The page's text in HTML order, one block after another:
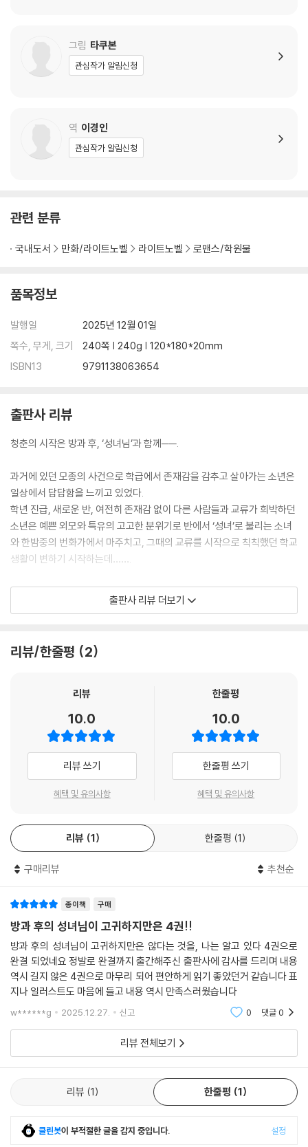
그림 타쿠본
관심작가 알림신청
역 이경인
관심작가 알림신청
관련 분류
국내도서 만화/라이트노벨 라이트노벨 로맨스/학원물
품목정보
발행일
2025년 12월 01일
쪽수, 무게, 크기
240쪽 | 240g | 120*180*20mm
ISBN13
9791138063654
출판사 리뷰
청춘의 시작은 방과 후, ‘성녀님’과 함께──.
과거에 있던 모종의 사건으로 학급에서 존재감을 감추고 살아가는 소년은
일상에서 답답함을 느끼고 있었다.
학년 진급, 새로운 반, 여전히 존재감 없이 다른 사람들과 교류가 희박하던
소년은 예쁜 외모와 특유의 고고한 분위기로 반에서 ‘성녀’로 불리는 소녀
와 한밤중의 번화가에서 마주치고, 그때의 교류를 시작으로 칙칙했던 학교
생활이 변하기 시작하는데…….
학교에서는 ‘성녀’로 불리지만 사실은 자유분방한 소녀와 함께하는 이야
출판사 리뷰 더보기
리뷰/한줄평 2
리뷰
10.0
리뷰 쓰기
혜택 및 유의사항
한줄평
10.0
한줄평 쓰기
혜택 및 유의사항
리뷰 1 한줄평 1
구매리뷰 추천순
종이책 구매
방과 후의 성녀님이 고귀하지만은 4권!!
방과 후의 성녀님이 고귀하지만은 않다는 것을, 나는 알고 있다 4권으로
완결 되었네요 정발로 완결까지 출간해주신 출판사에 감사를 드리며 내용
역시 길지 않은 4권으로 마무리 되어 편안하게 읽기 좋았던거 같습니다 표
지나 일러스트도 마음에 들고 내용 역시 만족스러웠습니다
w******g 2025.12.27. 신고 0 댓글0
리뷰 전체보기
리뷰 1 한줄평 1
클린봇이 부적절한 글을 감지 중입니다. 설정